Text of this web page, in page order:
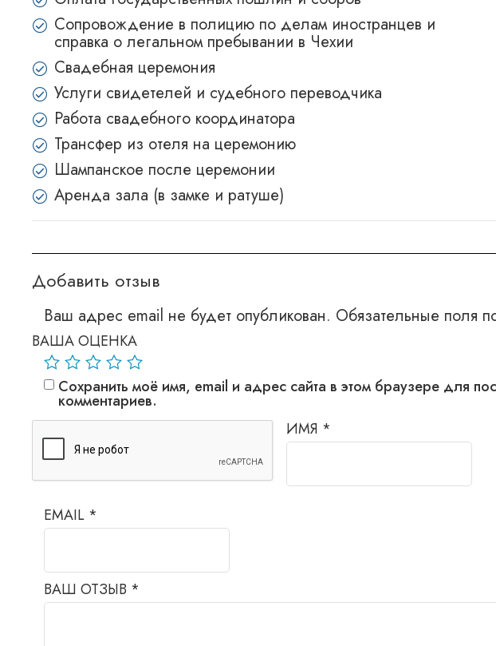
Сопровождение в полицию по делам иностранцев и
справка о легальном пребывании в Чехии
Свадебная церемония
Услуги свидетелей и судебного переводчика
Работа свадебного координатора
Трансфер из отеля на церемонию
Шампанское после церемонии
Аренда зала (в замке и ратуше)
Добавить отзыв
Ваш адрес email не будет опубликован. Обязательные поля
ВАША ОЦЕНКА
ВАШ ОТЗЫВ *
ИМЯ *
EMAIL *
Сохранить моё имя, email и адрес сайта в этом браузере для
комментариев.